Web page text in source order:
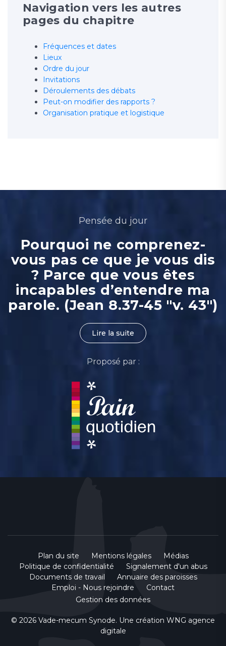
Navigation vers les autres
pages du chapitre
Fréquences et dates
Lieux
Ordre du jour
Invitations
Déroulements des débats
Peut-on modifier des rapports ?
Organisation pratique et logistique
Pensée du jour
Pourquoi ne comprenez-
vous pas ce que je vous dis
? Parce que vous êtes
incapables d’entendre ma
parole. (Jean 8.37-45 "v. 43")
Lire la suite
Proposé par :
Plan du site Mentions légales
Médias
Politique de confidentialité
Signalement d'un abus
Documents de travail
Annuaire des paroisses
Emploi - Nous rejoindre
Contact
Gestion des données
© 2026 Vade-mecum Synode. Une création WNG agence
digitale